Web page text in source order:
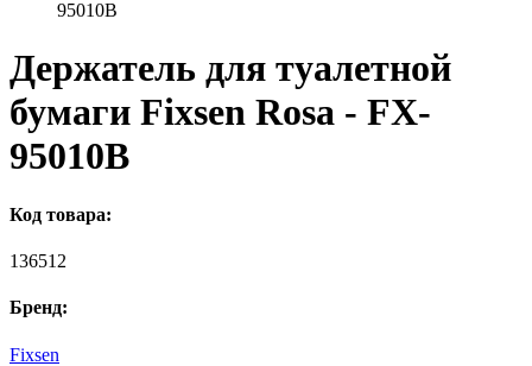
95010B
Держатель для туалетной
бумаги Fixsen Rosa - FX-
95010B
Код товара:
136512
Бренд:
Fixsen